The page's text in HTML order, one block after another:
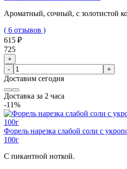
Ароматный, сочный, с золотистой
( 6 отзывов )
615 ₽
725
+
-
+
Доставим сегодня
Доставка за 2 часа
-11%
Форель нарезка слабой соли с
100г
С пикантной ноткой.